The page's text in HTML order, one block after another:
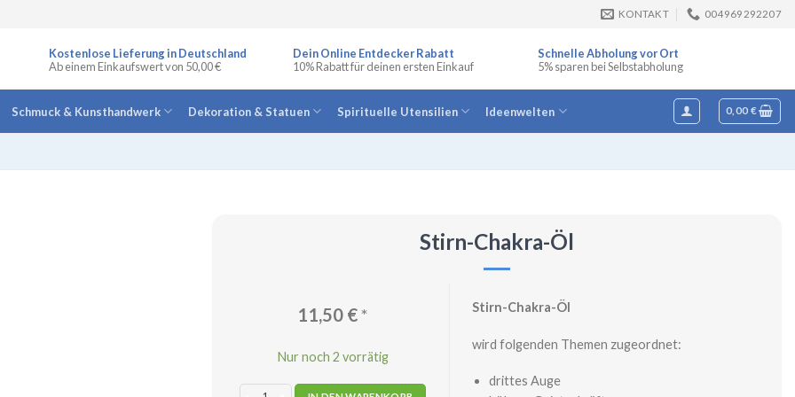
KONTAKT 004969292207
Kostenlose Lieferung in Deutschland
Ab einem Einkaufswert von 50,00 €
Dein Online Entdecker Rabatt
10% Rabatt für deinen ersten Einkauf
Schnelle Abholung vor Ort
5% sparen bei Selbstabholung
Schmuck & Kunsthandwerk Dekoration & Statuen Spirituelle Utensilien Ideenwelten 0,00 €
Stirn-Chakra-Öl
11,50 €*
Nur noch 2 vorrätig
Stirn-Chakra-Öl Menge
Stirn-Chakra-Öl
wird folgenden Themen zugeordnet:
drittes Auge